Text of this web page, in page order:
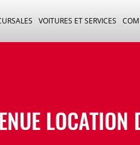
VOITURES ET SERVICES
LOCATION